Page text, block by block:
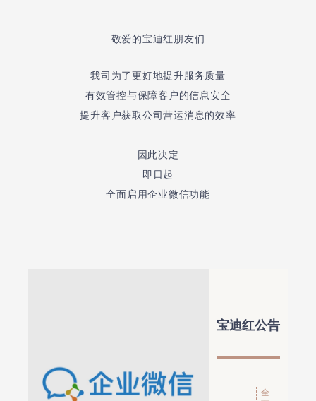
敬爱的宝迪红朋友们
我司为了更好地提升服务质量
有效管控与保障客户的信息安全
提升客户获取公司营运消息的效率
因此决定
即日起
全面启用企业微信功能
宝迪红公告
全